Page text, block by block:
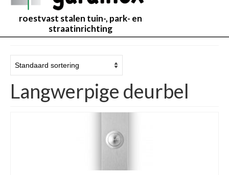
roestvast stalen tuin-, park- en
straatinrichting
Langwerpige deurbel